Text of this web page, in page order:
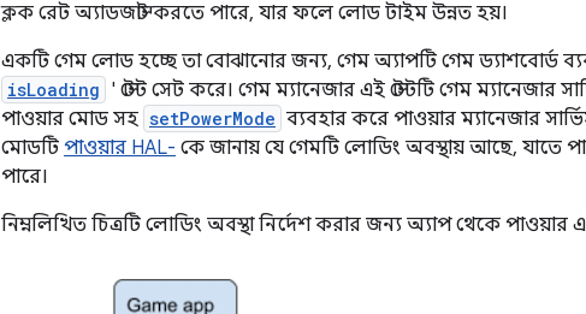
ক্লক রেট অ্যাডজাস্ট করতে পারে, যার ফলে লোড টাইম উন্নত হয়।
একটি গেম লোড হচ্ছে তা বোঝানোর জন্য, গেম অ্যাপটি গেম ড্যাশবোর্ড
isLoading ' স্টেট সেট করে। গেম ম্যানেজার এই স্টেটটি গেম ম্যানেজার
পাওয়ার মোড সহ setPowerMode ব্যবহার করে পাওয়ার ম্যানেজার
মোডটি পাওয়ার HAL- কে জানায় যে গেমটি লোডিং অবস্থায় আছে, যাতে
পারে।
নিম্নলিখিত চিত্রটি লোডিং অবস্থা নির্দেশ করার জন্য অ্যাপ থেকে